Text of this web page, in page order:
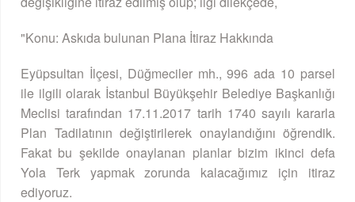
"Konu: Askıda bulunan Plana İtiraz Hakkında
Eyüpsultan İlçesi, Düğmeciler mh., 996 ada 10 parsel
ile ilgili olarak İstanbul Büyükşehir Belediye Başkanlığı
Meclisi tarafından 17.11.2017 tarih 1740 sayılı kararla
Plan Tadilatının değiştirilerek onaylandığını öğrendik.
Fakat bu şekilde onaylanan planlar bizim ikinci defa
Yola Terk yapmak zorunda kalacağımız için itiraz
ediyoruz.